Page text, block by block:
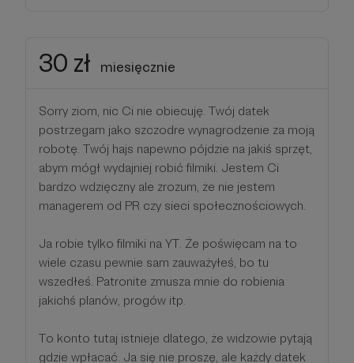
30 zł miesięcznie
Sorry ziom, nic Ci nie obiecuję. Twój datek
postrzegam jako szczodre wynagrodzenie za moją
robotę. Twój hajs napewno pójdzie na jakiś sprzęt,
abym mógł wydajniej robić filmiki. Jestem Ci
bardzo wdzięczny ale zrozum, że nie jestem
managerem od PR czy sieci społecznościowych.
Ja robie tylko filmiki na YT. Że poświęcam na to
wiele czasu pewnie sam zauważyłeś, bo tu
wszedłeś. Patronite zmusza mnie do robienia
jakichś planów, progów itp.
To konto tutaj istnieje dlatego, że widzowie pytają
gdzie wpłacać. Ja się nie proszę, ale każdy datek